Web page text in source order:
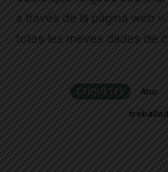
a través de la pàgina web
totes les meves dades de
ETIQUETES Atur